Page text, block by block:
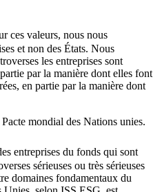
ces valeurs, nous nous
et non des États. Nous
les entreprises sont
par la manière dont elles font
en partie par la manière dont
Pacte mondial des Nations unies.
entreprises du fonds qui sont
sérieuses ou très sérieuses
domaines fondamentaux du